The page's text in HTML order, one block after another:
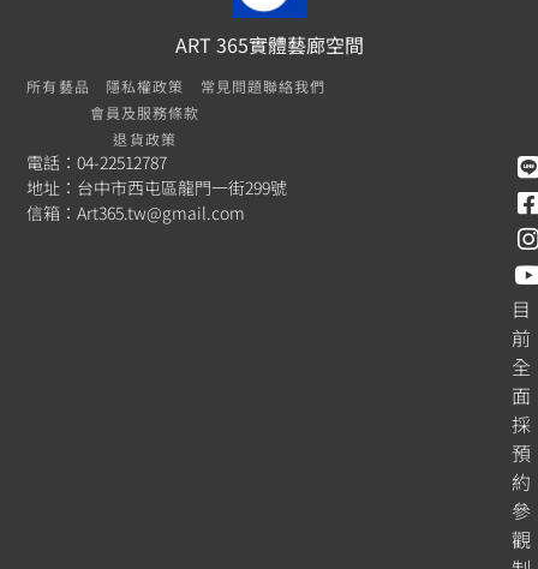
ART 365實體藝廊空間
所有藝品
隱私權政策
會員及服務條款
退貨政策
常見問題聯絡我們
電話：04-22512787
地址：台中市西屯區龍門一街299號
信箱：Art365.tw@gmail.com
目
前
全
面
採
預
約
參
觀